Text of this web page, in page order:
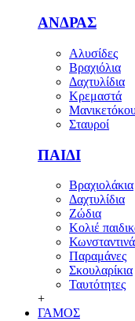
ΑΝΔΡΑΣ
Αλυσίδες
Βραχιόλια
Δαχτυλίδια
Κρεμαστά
Σταυροί
ΠΑΙΔΙ
Βραχιολάκια
Δαχτυλίδια
Ζώδια
Κολιέ
Παραμάνες
Σκουλαρίκια
Ταυτότητες
+
ΓΑΜΟΣ